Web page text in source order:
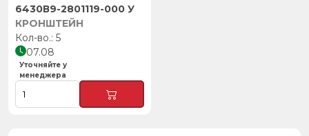
КРОНШТЕЙН
6430В9-2801119-000 У
5
07.08
Уточняйте у
менеджера